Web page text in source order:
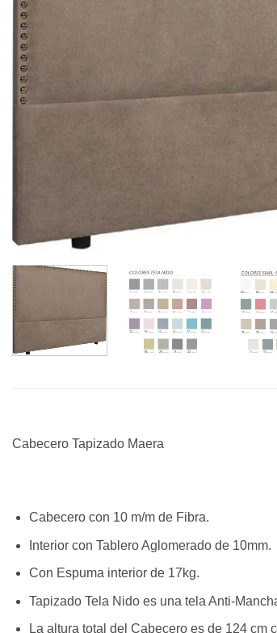
Cabecero Tapizado Maera
Cabecero con 10 m/m de Fibra.
Interior con Tablero Aglomerado de 10mm.
Con Espuma interior de 17kg.
Tapizado Tela Nido es una tela Anti-
La altura total del Cabecero es de 124 cm